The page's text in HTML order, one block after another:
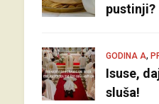
pustinji?
GODINA A,
Isuse,
sluša!